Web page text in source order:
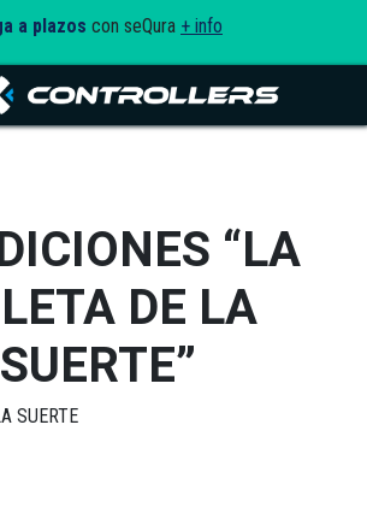
a plazos con seQura + info
“LA
DE LA
SUERTE”
SUERTE